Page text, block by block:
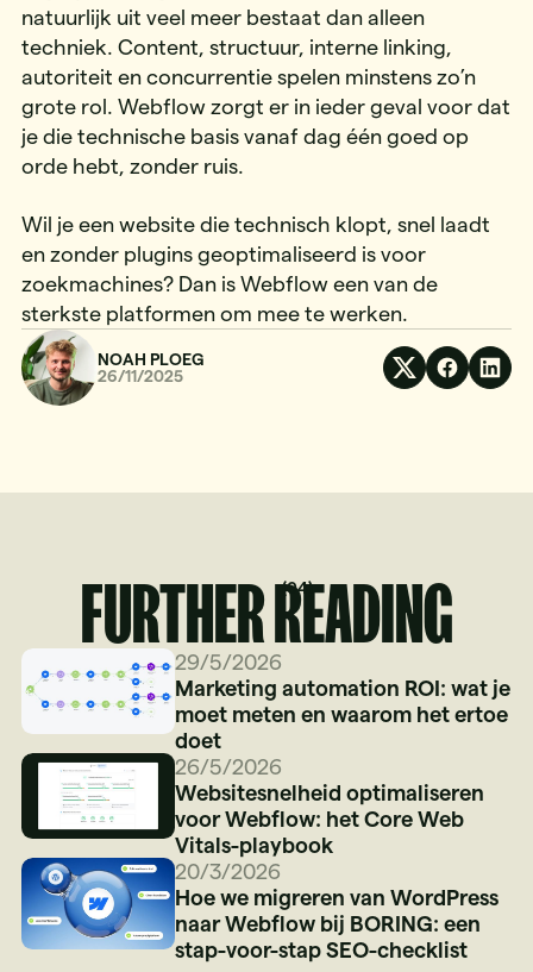
natuurlijk uit veel meer bestaat dan alleen
techniek. Content, structuur, interne linking,
autoriteit en concurrentie spelen minstens zo’n
grote rol. Webflow zorgt er in ieder geval voor dat
je die technische basis vanaf dag één goed op
orde hebt, zonder ruis.
Wil je een website die technisch klopt, snel laadt
en zonder plugins geoptimaliseerd is voor
zoekmachines? Dan is Webflow een van de
sterkste platformen om mee te werken.
NOAH PLOEG
26/11/2025
FURTHER READING
(04)
29/5/2026
Marketing automation ROI: wat je
moet meten en waarom het ertoe
doet
26/5/2026
Websitesnelheid optimaliseren
voor Webflow: het Core Web
Vitals-playbook
20/3/2026
Hoe we migreren van WordPress
naar Webflow bij BORING: een
stap-voor-stap SEO-checklist